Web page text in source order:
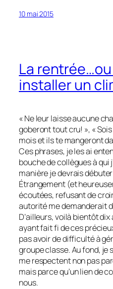
10 mai 2015
La
installer un
« Ne leur laisse aucune
goberont tout cru! », «
mois et ils te mangeront
Ces phrases, je les ai
bouche de collègues à qui
manière je devrais
Étrangement (et
écoutées, refusant de
autorité me demanderait
D’ailleurs, voilà bientôt dix
ayant fait fi de ces
pas avoir de difficulté à
groupe classe. Au fond, je
me respectent non pas
mais parce qu’un lien de
nous.